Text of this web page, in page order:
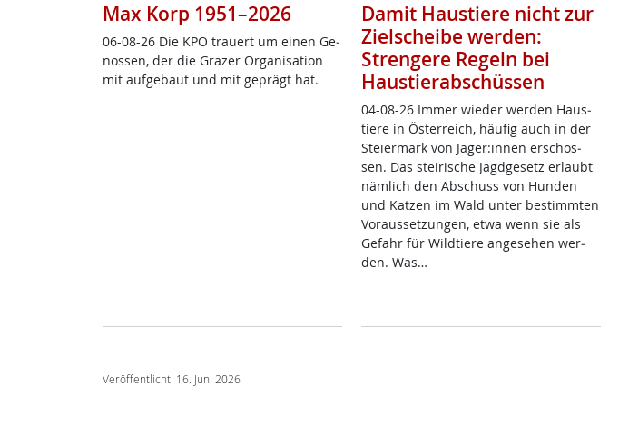
Max Korp 1951–2026
06-08-26 Die KPÖ trau­ert um ei­nen Ge­
nos­sen, der die Gra­zer Or­ga­ni­sa­ti­on
mit auf­ge­baut und mit ge­prägt hat.
Damit Haustiere nicht zur
Zielscheibe werden:
Strengere Regeln bei
Haustierabschüssen
04-08-26 Im­mer wie­der wer­den Haus­
tie­re in Ös­t­er­reich, häu­fig auch in der
Stei­er­mark von Jä­ger:in­nen er­schos­
sen. Das stei­ri­sche Jagd­ge­setz er­laubt
näm­lich den Ab­schuss von Hun­den
und Kat­zen im Wald un­ter be­stimm­ten
Vor­aus­set­zun­gen, et­wa wenn sie als
Ge­fahr für Wild­tie­re an­ge­se­hen wer­
den. Was…
Veröffentlicht: 16. Juni 2026